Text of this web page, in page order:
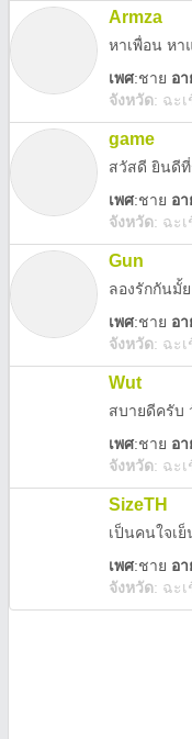
Armza
หาเพื่อน หา
เพศ:ชาย อา
จังหวัด: ฉะเ
game
สวัสดี ยินดี
เพศ:ชาย อา
จังหวัด: ฉะเ
Gun
ลองรักกันมั้
เพศ:ชาย อา
จังหวัด: ฉะเ
Wut
สบายดีครับ
เพศ:ชาย อา
จังหวัด: ฉะเ
SizeTH
เพศ:ชาย อา
จังหวัด: ฉะเ